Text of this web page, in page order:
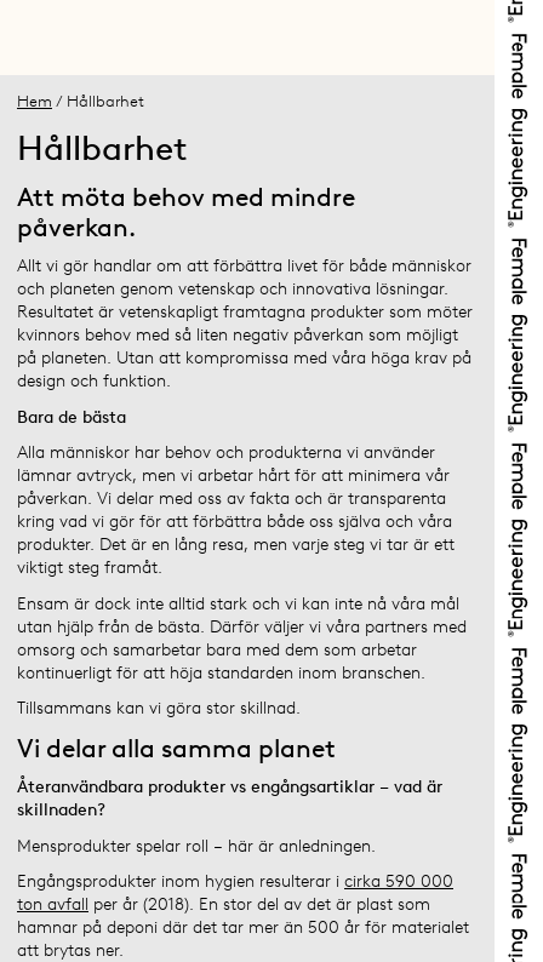
Hem / Hållbarhet
Hållbarhet
Att möta behov med mindre
påverkan.
Allt vi gör handlar om att förbättra livet för både människor
och planeten genom vetenskap och innovativa lösningar.
Resultatet är vetenskapligt framtagna produkter som möter
kvinnors behov med så liten negativ påverkan som möjligt
på planeten. Utan att kompromissa med våra höga krav på
design och funktion.
Bara de bästa
Alla människor har behov och produkterna vi använder
lämnar avtryck, men vi arbetar hårt för att minimera vår
påverkan. Vi delar med oss av fakta och är transparenta
kring vad vi gör för att förbättra både oss själva och våra
produkter. Det är en lång resa, men varje steg vi tar är ett
viktigt steg framåt.
Ensam är dock inte alltid stark och vi kan inte nå våra mål
utan hjälp från de bästa. Därför väljer vi våra partners med
omsorg och samarbetar bara med dem som arbetar
kontinuerligt för att höja standarden inom branschen.
Tillsammans kan vi göra stor skillnad.
Vi delar alla samma planet
Återanvändbara produkter vs engångsartiklar – vad är
skillnaden?
Mensprodukter spelar roll – här är anledningen.
Engångsprodukter inom hygien resulterar i cirka 590 000
ton avfall per år (2018). En stor del av det är plast som
hamnar på deponi där det tar mer än 500 år för materialet
att brytas ner.